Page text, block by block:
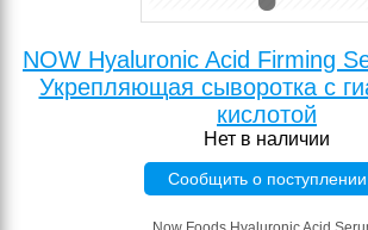
NOW Hyaluronic Acid Firming
Укрепляющая сыворотка с
кислотой
Нет в наличии
Сообщить о поступлении